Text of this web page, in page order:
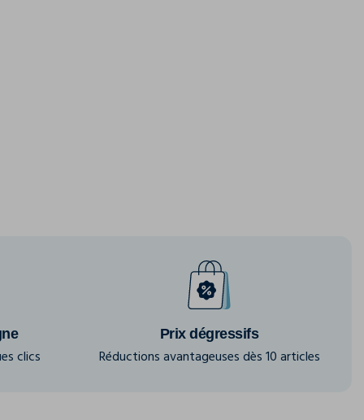
clics
Prix dégressifs
Réductions avantageuses dès 10 articles